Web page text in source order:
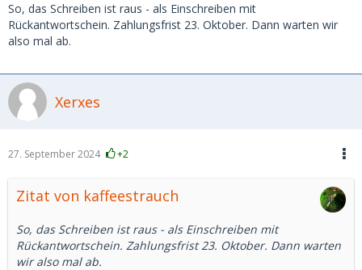
So, das Schreiben ist raus - als Einschreiben mit
Rückantwortschein. Zahlungsfrist 23. Oktober. Dann warten wir
also mal ab.
Xerxes
27. September 2024 +2
Zitat von kaffeestrauch
So, das Schreiben ist raus - als Einschreiben mit
Rückantwortschein. Zahlungsfrist 23. Oktober. Dann warten
wir also mal ab.